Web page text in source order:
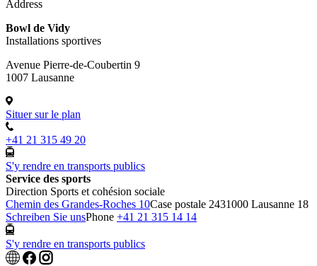
Address
Bowl de Vidy
Installations sportives
Avenue Pierre-de-Coubertin 9
1007 Lausanne
Situer sur le plan
+41 21 315 49 20
S'y rendre en transports publics
Service des sports
Direction Sports et cohésion sociale
Chemin des Grandes-Roches 10Case postale 2431000 Lausanne 18
Schreiben Sie unsPhone +41 21 315 14 14
S'y rendre en transports publics